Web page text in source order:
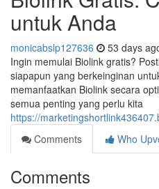
untuk Anda
monicabslp127636 53 days
Ingin memulai Biolink gratis?
siapapun yang berkeinginan
memanfaatkan Biolink secara
semua penting yang perlu kita
https://
Comments
Who
Comments